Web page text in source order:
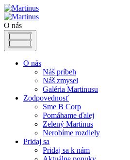
O nás
O nás
Náš príbeh
Náš zmysel
Galéria Martinusu
Zodpovednosť
Sme B Corp
Pomáhame ďalej
Zelený Martinus
Nerobíme rozdiely
Pridaj sa
Pridaj sa k nám